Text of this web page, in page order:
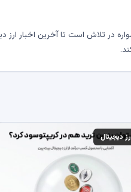
در تلاش است تا آخرین اخبار ارز
دیجیتال